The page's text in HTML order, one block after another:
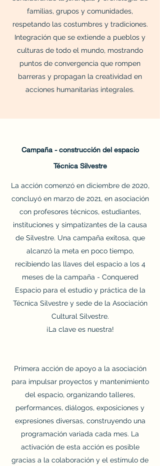
familias, grupos y comunidades,
respetando las costumbres y tradiciones.
Integración que se extiende a pueblos y
culturas de todo el mundo, mostrando
puntos de convergencia que rompen
barreras y propagan la creatividad en
acciones humanitarias integrales.
Campaña - construcción del espacio
Técnica Silvestre
La acción comenzó en diciembre de 2020,
concluyó en marzo de 2021, en asociación
con profesores técnicos, estudiantes,
instituciones y simpatizantes de la causa
de Silvestre. Una campaña exitosa, que
alcanzó la meta en poco tiempo,
recibiendo las llaves del espacio a los 4
meses de la campaña - Conquered
Espacio para el estudio y práctica de la
Técnica Silvestre y sede de la Asociación
Cultural Silvestre.
¡La clave es nuestra!
Primera acción de apoyo a la asociación
para impulsar proyectos y mantenimiento
del espacio, organizando talleres,
performances, diálogos, exposiciones y
expresiones diversas, construyendo una
programación variada cada mes. La
activación de esta acción es posible
gracias a la colaboración y el estímulo de